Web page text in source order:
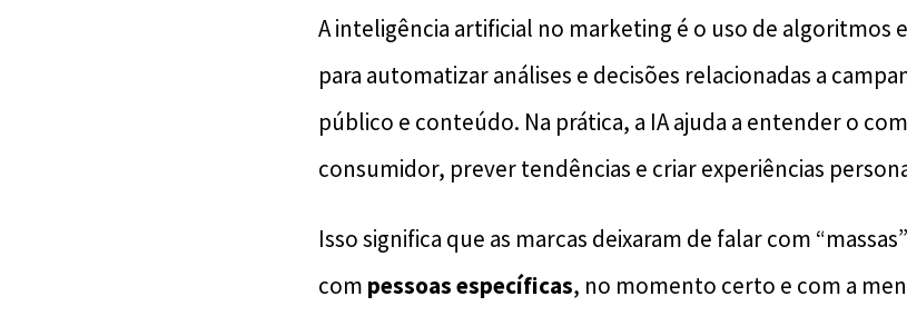
A inteligência artificial no marketing é o uso de algoritmos
para automatizar análises e decisões relacionadas a
público e conteúdo. Na prática, a IA ajuda a entender o
consumidor, prever tendências e criar experiências
Isso significa que as marcas deixaram de falar com
com pessoas específicas, no momento certo e com a